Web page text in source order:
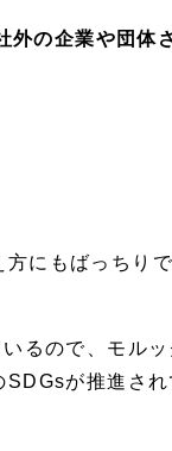
の企業や団体
にもばっちり
るので、モル
が推進さ